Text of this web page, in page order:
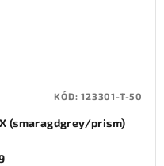
(smaragdgrey/prism)
KÓD:123301-T-50